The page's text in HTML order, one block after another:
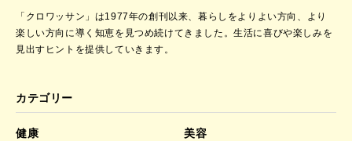
「クロワッサン」は1977年の創刊以来、暮らしをよりよい方向、より
楽しい方向に導く知恵を見つめ続けてきました。生活に喜びや楽しみを
見出すヒントを提供していきます。
カテゴリー
健康
美容